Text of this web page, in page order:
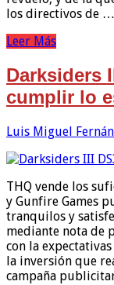
los directivos de …
Leer Más
Darksiders
cumplir lo
Luis Miguel
THQ vende los
y Gunfire Games
tranquilos y
mediante nota de
con la
la inversión que
campaña